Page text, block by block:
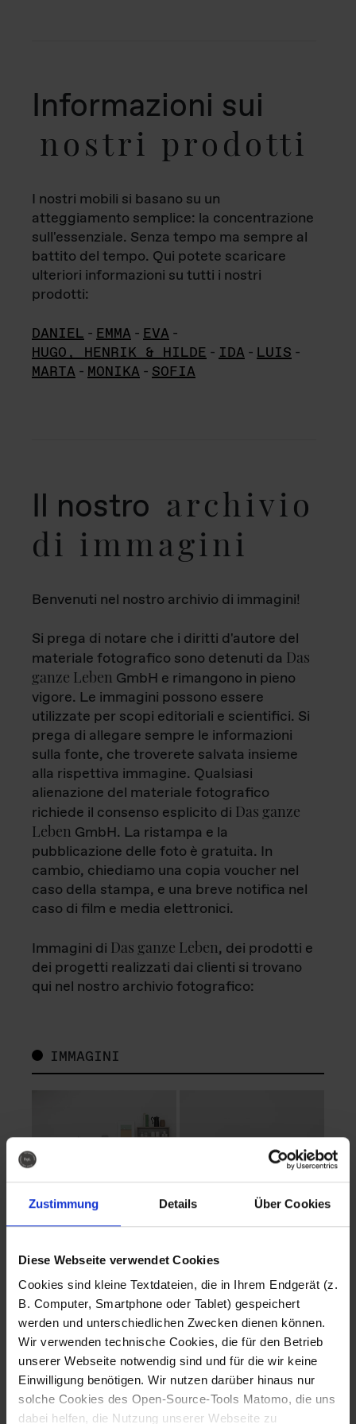
Zustimmung Details Über Cookies
Diese Webseite verwendet Cookies
Cookies sind kleine Textdateien, die in Ihrem Endgerät (z.
B. Computer, Smartphone oder Tablet) gespeichert
werden und unterschiedlichen Zwecken dienen können.
Wir verwenden technische Cookies, die für den Betrieb
unserer Webseite notwendig sind und für die wir keine
Einwilligung benötigen. Wir nutzen darüber hinaus nur
solche Cookies des Open-Source-Tools Matomo, die uns
dabei helfen, die Nutzung unserer Webseite zu
Informazioni sui
nostri prodotti
I nostri mobili si basano su un
atteggiamento semplice: la concentrazione
sull'essenziale. Senza tempo ma sempre al
battito del tempo. Qui potete scaricare
ulteriori informazioni su tutti i nostri
prodotti:
DANIEL - EMMA - EVA -
HUGO, HENRIK & HILDE - IDA - LUIS -
MARTA - MONIKA - SOFIA
Il nostro archivio
di immagini
Benvenuti nel nostro archivio di immagini!
Si prega di notare che i diritti d'autore del
materiale fotografico sono detenuti da Das
ganze Leben GmbH e rimangono in pieno
vigore. Le immagini possono essere
utilizzate per scopi editoriali e scientifici. Si
prega di allegare sempre le informazioni
sulla fonte, che troverete salvata insieme
alla rispettiva immagine. Qualsiasi
alienazione del materiale fotografico
richiede il consenso esplicito di Das ganze
Leben GmbH. La ristampa e la
pubblicazione delle foto è gratuita. In
cambio, chiediamo una copia voucher nel
caso della stampa, e una breve notifica nel
caso di film e media elettronici.
Immagini di Das ganze Leben, dei prodotti e
dei progetti realizzati dai clienti si trovano
qui nel nostro archivio fotografico:
IMMAGINI
Fotografo: Lorenz
Sternbach
Download
Fotografo: Lorenz
Sternbach
Download